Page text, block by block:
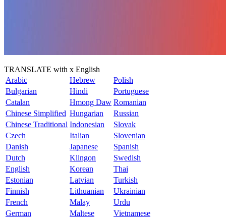
TRANSLATE with x English
Arabic
Hebrew
Polish
Bulgarian
Hindi
Portuguese
Catalan
Hmong Daw Romanian
Chinese Simplified Hungarian
Russian
Chinese Traditional Indonesian
Slovak
Czech
Italian
Slovenian
Danish
Japanese
Spanish
Dutch
Klingon
Swedish
English
Korean
Thai
Estonian
Latvian
Turkish
Finnish
Lithuanian
Ukrainian
French
Malay
Urdu
German
Maltese Vietnamese